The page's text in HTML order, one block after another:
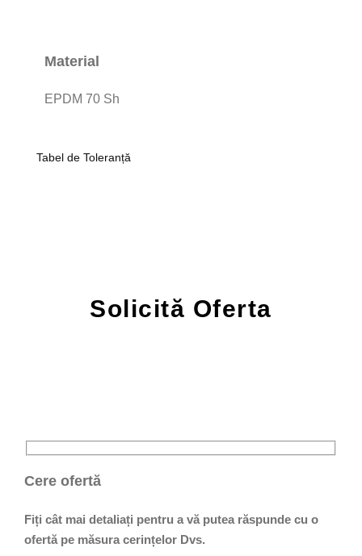
Material
EPDM 70 Sh
Tabel de Toleranță
Solicită Oferta
Cere ofertă
Fiți cât mai detaliați pentru a vă putea răspunde cu o
ofertă pe măsura cerințelor Dvs.